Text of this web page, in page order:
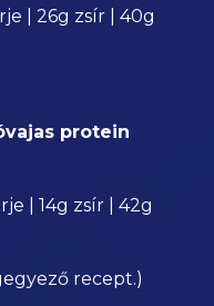
| 26g zsír | 40g
protein
| 14g zsír | 42g
recept.)